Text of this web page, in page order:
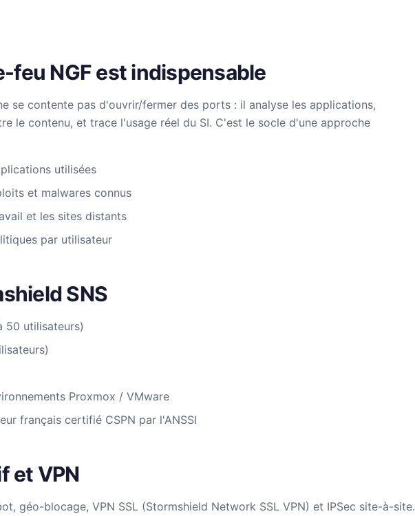
feu NGF est indispensable
se contente pas d'ouvrir/fermer des ports : il analyse les applications,
le contenu, et trace l'usage réel du SI. C'est le socle d'une approche
utilisées
et malwares connus
et les sites distants
par utilisateur
SNS
50 utilisateurs)
Proxmox / VMware
français certifié CSPN par l'ANSSI
et VPN
géo-blocage, VPN SSL (Stormshield Network SSL VPN) et IPSec site-à-site.